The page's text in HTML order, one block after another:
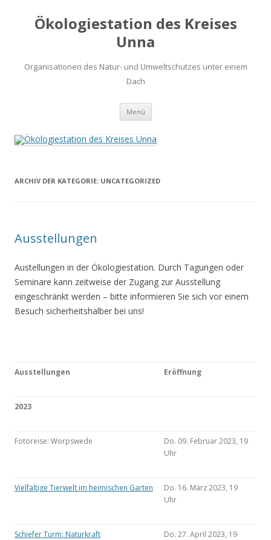
Ökologiestation des Kreises
Unna
Organisationen des Natur- und Umweltschutzes unter einem
Dach
Menü Zum
springen
ARCHIV DER KATEGORIE: UNCATEGORIZED
Ausstellungen
Austellungen in der Ökologiestation. Durch Tagungen oder
Seminare kann zeitweise der Zugang zur Ausstellung
eingeschränkt werden – bitte informieren Sie sich vor einem
Besuch sicherheitshalber bei uns!
Ausstellungen Eröffnung
2023
Fotoreise: Worpswede
Do. 09. Februar 2023, 19
Uhr
Vielfältige Tierwelt im heimischen Garten
Do. 16. März 2023, 19
Uhr
Schiefer Turm: Naturkraft
Do. 27. April 2023, 19